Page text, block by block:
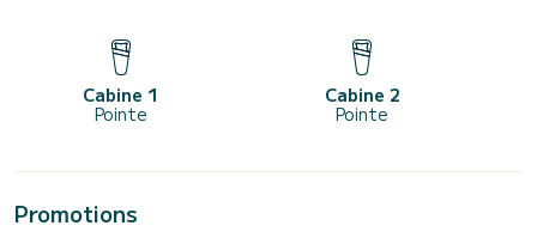
Cabine 1
Pointe
Cabine 2
Pointe
Promotions